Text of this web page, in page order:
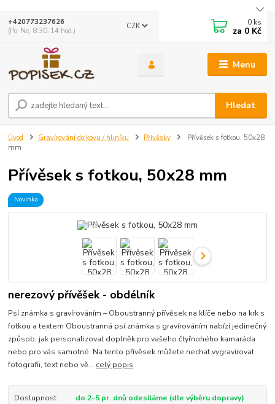
Menu
CZK
Hledat
+420773237626
(Po-Ne, 8:30-14 hod.)
0 ks
za 0 Kč
Úvod Gravírování do kovu / hliníku Přívěsky
Přívěsek s fotkou, 50x28
mm
Přívěsek s fotkou, 50x28 mm
Novinka
nerezový přívěšek - obdélník
Psí známka s gravírováním – Oboustranný přívěsek na klíče nebo na krk s
fotkou a textem Oboustranná psí známka s gravírováním nabízí jedinečný
způsob, jak personalizovat doplněk pro vašeho čtyřnohého kamaráda
nebo pro vás samotné. Na tento přívěsek můžete nechat vygravírovat
fotografii, text nebo vě... celý popis
Dostupnost
do 2-5 pr. dnů odesíláme (dle výběru dopravy)